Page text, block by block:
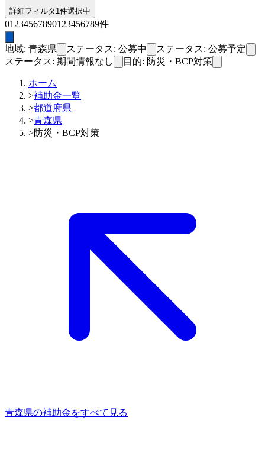
詳細フィルタ 1件選択中
01 2345678901 23456789件
地域: 青森県 ステータス: 公募中
ステータス: 公募予定
ステータス: 期間情報なし
目的: 防災・BCP対策
ホーム
>補助金一覧
>都道府県
>青森県
>防災・BCP対策
青森県の補助金をすべて見る